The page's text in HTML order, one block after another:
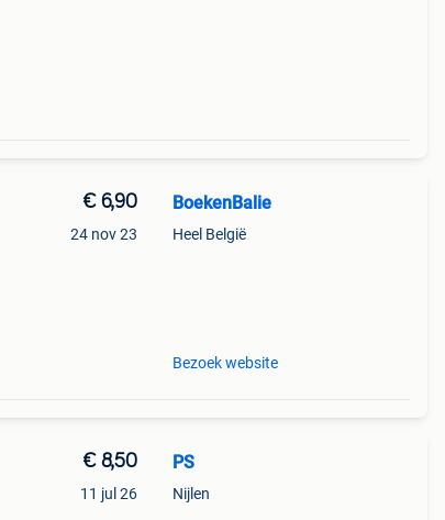
€ 6,90
24 nov 23
BoekenBalie
Heel België
Bezoek website
€ 8,50
11 jul 26
PS
Nijlen